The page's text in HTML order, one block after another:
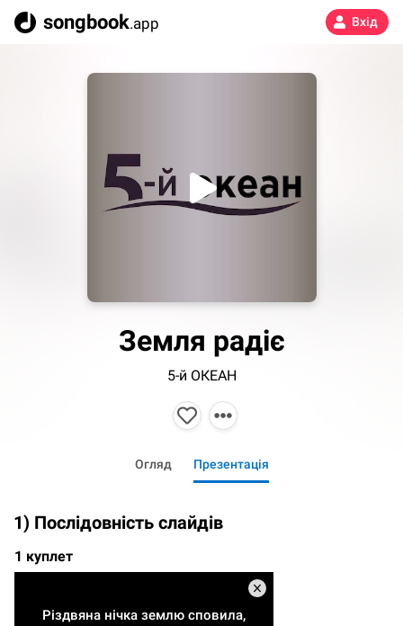
songbook.app Вхід
Земля радіє
5-й ОКЕАН
Огляд Презентація
1) Послідовність слайдів
1 куплет
Різдвяна нічка землю сповила,